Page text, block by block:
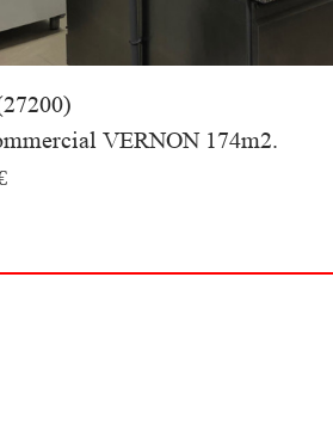
VERNON 174m2.